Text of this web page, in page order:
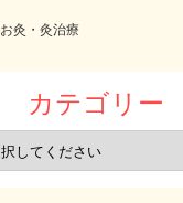
お灸・灸治療
カテゴリー